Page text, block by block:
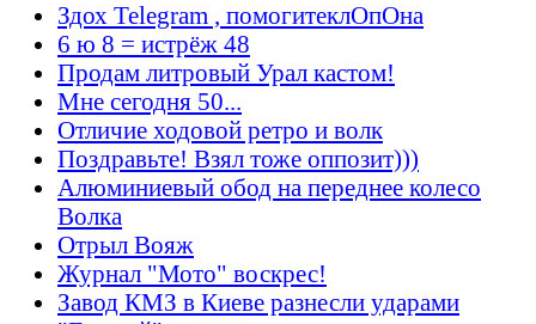
Здох Telegram , помогитеклОпОна
6 ю 8 = истрёж 48
Продам литровый Урал кастом!
Мне сегодня 50...
Отличие ходовой ретро и волк
Поздравьте! Взял тоже оппозит)))
Алюминиевый обод на переднее колесо
Волка
Отрыл Вояж
Журнал "Мото" воскрес!
Завод КМЗ в Киеве разнесли ударами